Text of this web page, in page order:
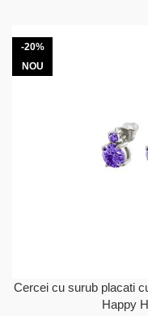
-20%
NOU
Cercei cu surub placati
Happy